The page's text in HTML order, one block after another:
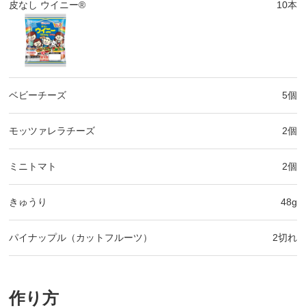
皮なし ウイニー® 10本
ベビーチーズ 5個
モッツァレラチーズ 2個
ミニトマト 2個
きゅうり 48g
パイナップル（カットフルーツ） 2切れ
作り方